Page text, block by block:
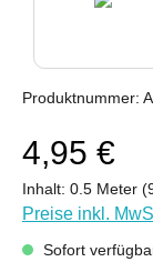
Produktnummer:
4,95 €
Inhalt: 0.5 Meter
Preise inkl.
Sofort